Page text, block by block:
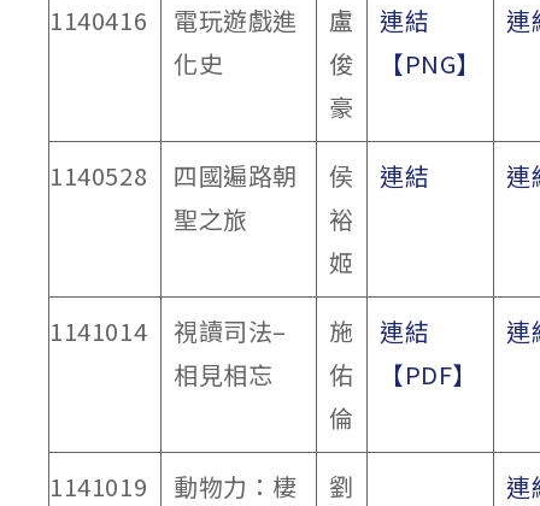
1140416
電玩遊戲進
化史
盧
俊
豪
連結
【PNG】
連
1140528
四國遍路朝
聖之旅
侯
裕
姬
連結 連
1141014
視讀司法–
相見相忘
施
佑
倫
連結
【PDF】
連
1141019 動物力：棲 劉 連